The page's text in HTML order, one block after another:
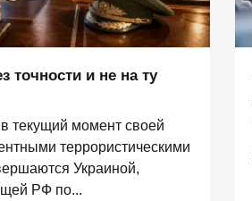
точности и не на ту
в текущий момент своей
террористическими
Украиной,
РФ по...